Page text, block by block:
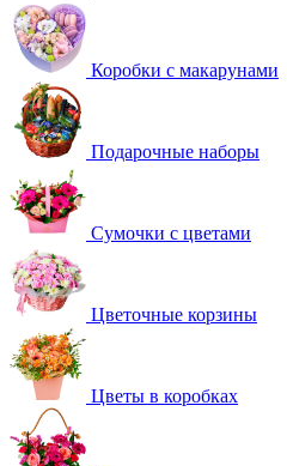
Коробки с макарунами
Подарочные наборы
Сумочки с цветами
Цветочные корзины
Цветы в коробках